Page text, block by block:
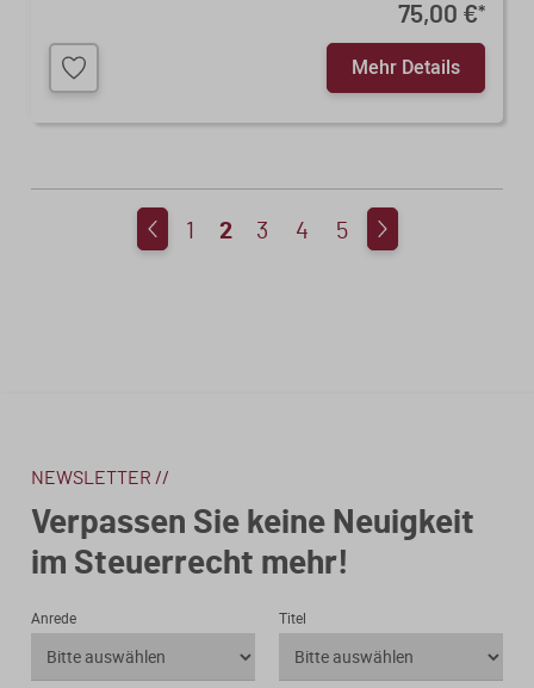
75,00 €*
Mehr Details
1
1 2 3 4 5
3
NEWSLETTER //
Verpassen Sie keine Neuigkeit
im Steuerrecht mehr!
Anrede Titel